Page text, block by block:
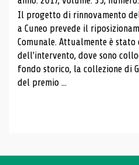
Il progetto di rinnovamento
a Cuneo prevede il
Comunale. Attualmente è
dell'intervento, dove sono
fondo storico, la collezione di
del premio ...